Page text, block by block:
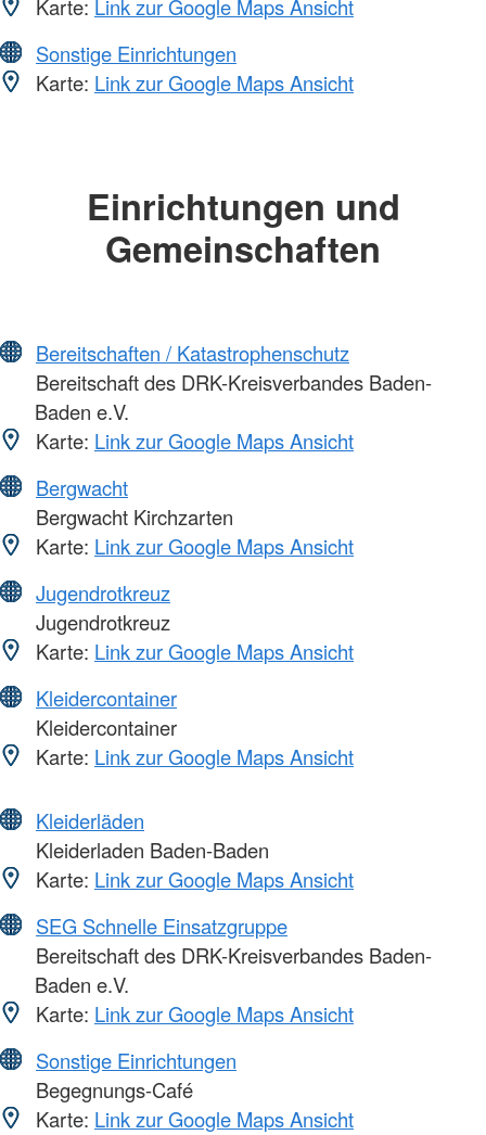
Karte: Link zur Google Maps Ansicht
Sonstige Einrichtungen
Karte: Link zur Google Maps Ansicht
Einrichtungen und
Gemeinschaften
Bereitschaften / Katastrophenschutz
Bereitschaft des DRK-Kreisverbandes Baden-
Baden e.V.
Karte: Link zur Google Maps Ansicht
Bergwacht
Bergwacht Kirchzarten
Karte: Link zur Google Maps Ansicht
Jugendrotkreuz
Jugendrotkreuz
Karte: Link zur Google Maps Ansicht
Kleidercontainer
Kleidercontainer
Karte: Link zur Google Maps Ansicht
Kleiderläden
Kleiderladen Baden-Baden
Karte: Link zur Google Maps Ansicht
SEG Schnelle Einsatzgruppe
Bereitschaft des DRK-Kreisverbandes Baden-
Baden e.V.
Karte: Link zur Google Maps Ansicht
Sonstige Einrichtungen
Begegnungs-Café
Karte: Link zur Google Maps Ansicht